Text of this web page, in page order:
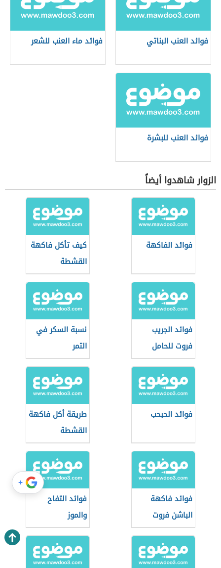
فوائد العنب البناتي فوائد ماء العنب للشعر
فوائد العنب للبشرة
الزوار شاهدوا أيضاً
فوائد الفاكهة
كيف تأكل فاكهة
القشطة
فوائد الجريب
فروت للحامل
نسبة السكر في
التمر
فوائد الحبحب
طريقة أكل فاكهة
القشطة
فوائد فاكهة
الباشن فروت
فوائد التفاح
والموز
+